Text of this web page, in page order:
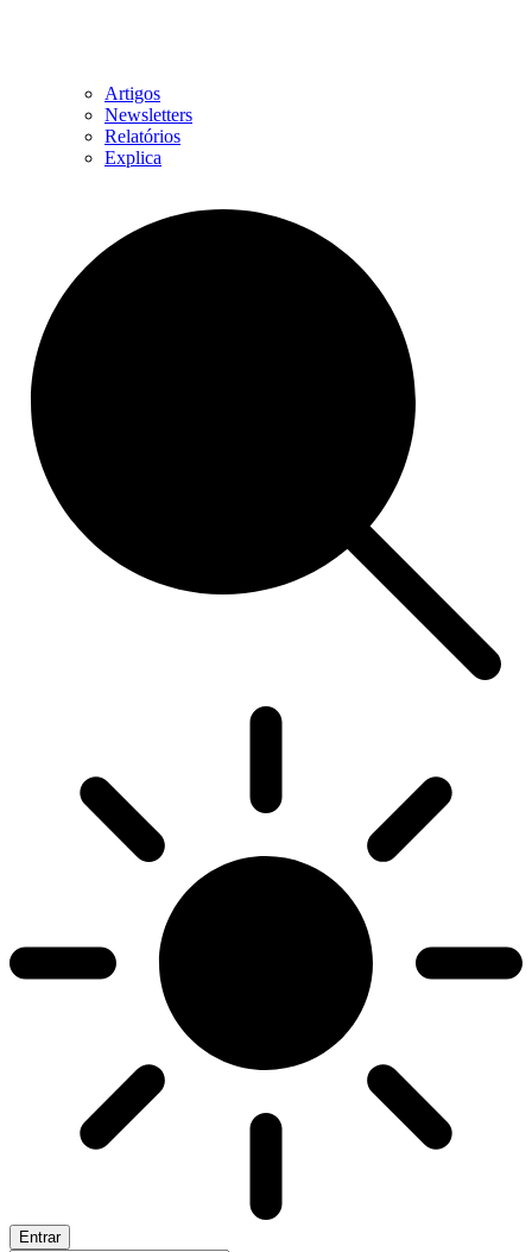
Artigos
Newsletters
Relatórios
Explica
Entrar